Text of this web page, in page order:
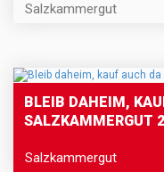
Salzkammergut
BLEIB DAHEIM,
SALZKAMMERGUT 2
Salzkammergut